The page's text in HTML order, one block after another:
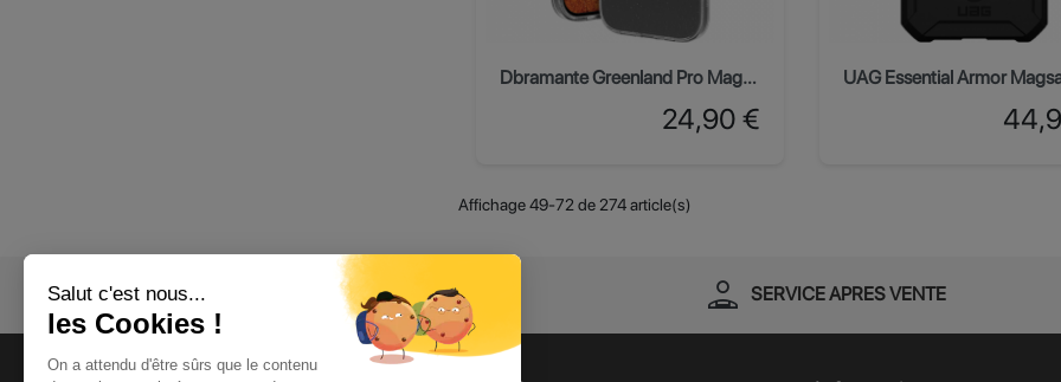
Dbramante Greenland Pro MagSafe iPhone 17 - Stardust
Prix
24,90 €
Prix
Affichage 49-72 de 274 article(s)
CATALOGUE EN LIGNE person_apron SERVICE APRES VENTE